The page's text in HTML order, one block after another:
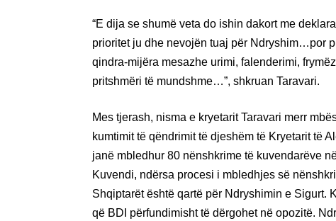
“E dija se shumë veta do ishin dakort me
prioritet ju dhe nevojën tuaj për Ndryshim…por
qindra-mijëra mesazhe urimi, falenderimi,
pritshmëri të mundshme…”, shkruan Taravari.
Mes tjerash, nisma e kryetarit Taravari merr
kumtimit të qëndrimit të djeshëm të Kryetarit të
janë mbledhur 80 nënshkrime të kuvendarëve
Kuvendi, ndërsa procesi i mbledhjes së
Shqiptarët është qartë për Ndryshimin e Sigurt.
që BDI përfundimisht të dërgohet në opozitë.